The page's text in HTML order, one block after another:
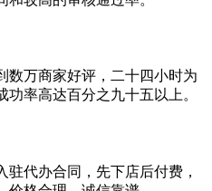
数万商家好评，二十四小时为
率高达百分之九十五以上。
驻代办合同，先下店后付费，